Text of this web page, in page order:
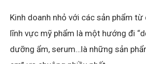
Kinh doanh nhỏ với các sản phẩm
lĩnh vực mỹ phẩm là một hướng đi
dưỡng ẩm, serum…là những sản